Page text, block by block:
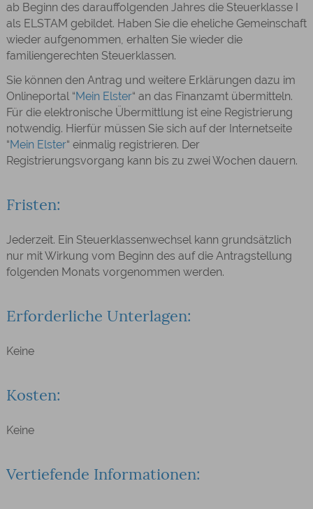
ab Beginn des darauffolgenden Jahres die Steuerklasse I
als ELSTAM gebildet. Haben Sie die eheliche Gemeinschaft
wieder aufgenommen, erhalten Sie wieder die
familiengerechten Steuerklassen.
Sie können den Antrag und weitere Erklärungen dazu im
Onlineportal “Mein Elster“ an das Finanzamt übermitteln.
Für die elektronische Übermittlung ist eine Registrierung
notwendig. Hierfür müssen Sie sich auf der Internetseite
“Mein Elster“ einmalig registrieren. Der
Registrierungsvorgang kann bis zu zwei Wochen dauern.
Fristen:
Jederzeit. Ein Steuerklassenwechsel kann grundsätzlich
nur mit Wirkung vom Beginn des auf die Antragstellung
folgenden Monats vorgenommen werden.
Erforderliche Unterlagen:
Keine
Kosten:
Keine
Vertiefende Informationen: